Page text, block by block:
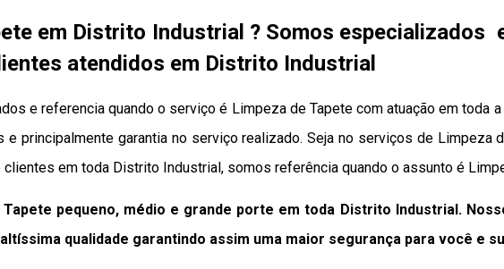
em Distrito Industrial ? Somos especializados
atendidos em Distrito Industrial
e referencia quando o serviço é Limpeza de Tapete com atuação em toda
principalmente garantia no serviço realizado. Seja no serviços de Limpeza
clientes em toda Distrito Industrial, somos referência quando o assunto é
pequeno, médio e grande porte em toda Distrito Industrial.
qualidade garantindo assim uma maior segurança para você e